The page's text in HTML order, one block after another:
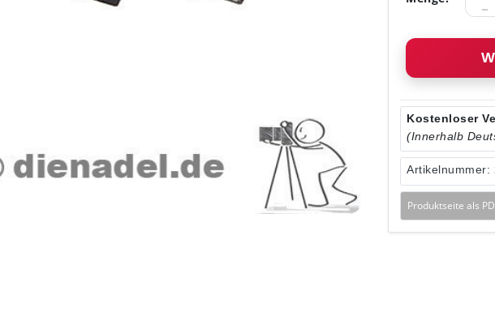
Kostenloser
(Innerhalb
Artikelnummer:
Produktseite als